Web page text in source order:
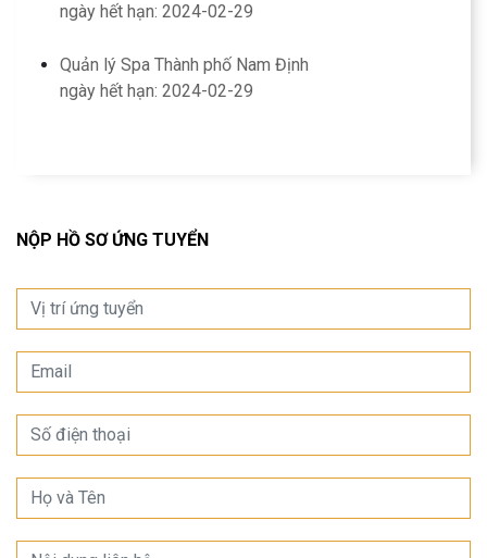
ngày hết hạn: 2024-02-29
Quản lý Spa Thành phố Nam Định
ngày hết hạn: 2024-02-29
NỘP HỒ SƠ ỨNG TUYỂN